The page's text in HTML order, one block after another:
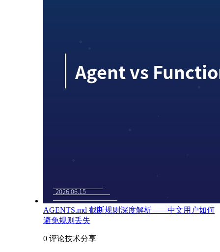
AGENTS.md 截断规则深度解析——中文用户如何
避免规则丢失
0 评论技术分享